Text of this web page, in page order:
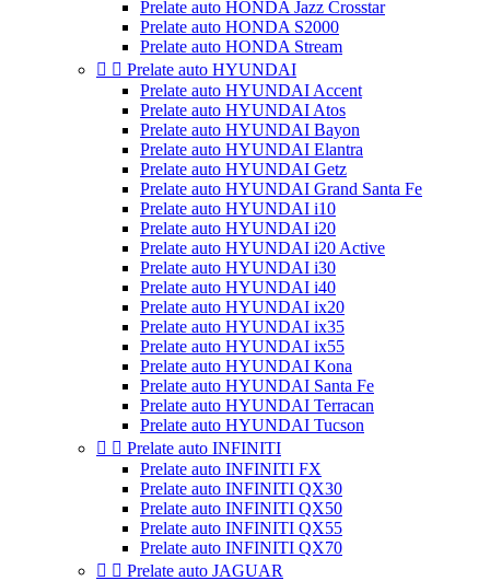
Prelate auto HONDA Jazz Crosstar
Prelate auto HONDA S2000
Prelate auto HONDA Stream
  Prelate auto HYUNDAI
Prelate auto HYUNDAI Accent
Prelate auto HYUNDAI Atos
Prelate auto HYUNDAI Bayon
Prelate auto HYUNDAI Elantra
Prelate auto HYUNDAI Getz
Prelate auto HYUNDAI Grand Santa Fe
Prelate auto HYUNDAI i10
Prelate auto HYUNDAI i20
Prelate auto HYUNDAI i20 Active
Prelate auto HYUNDAI i30
Prelate auto HYUNDAI i40
Prelate auto HYUNDAI ix20
Prelate auto HYUNDAI ix35
Prelate auto HYUNDAI ix55
Prelate auto HYUNDAI Kona
Prelate auto HYUNDAI Santa Fe
Prelate auto HYUNDAI Terracan
Prelate auto HYUNDAI Tucson
  Prelate auto INFINITI
Prelate auto INFINITI FX
Prelate auto INFINITI QX30
Prelate auto INFINITI QX50
Prelate auto INFINITI QX55
Prelate auto INFINITI QX70
  Prelate auto JAGUAR